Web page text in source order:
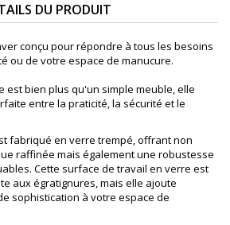
DU PRODUIT
conçu pour répondre à tous les besoins
ou de votre espace de manucure.
est bien plus qu'un simple meuble, elle
entre la praticité, la sécurité et le
fabriqué en verre trempé, offrant non
raffinée mais également une robustesse
Cette surface de travail en verre est
aux égratignures, mais elle ajoute
sophistication à votre espace de